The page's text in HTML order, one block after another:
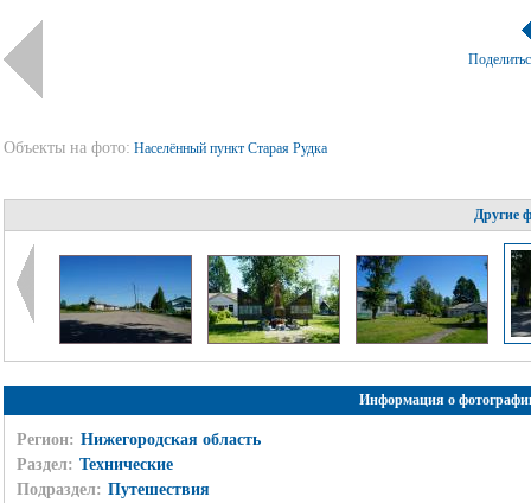
Объекты на фото: Населённый пункт Старая Рудка
Другие
Информация о
Регион: Нижегородская область
Раздел: Технические
Подраздел: Путешествия